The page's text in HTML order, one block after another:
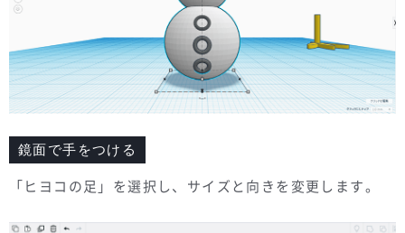
鏡面で手をつける
「ヒヨコの足」を選択し、サイズと向きを変更します。